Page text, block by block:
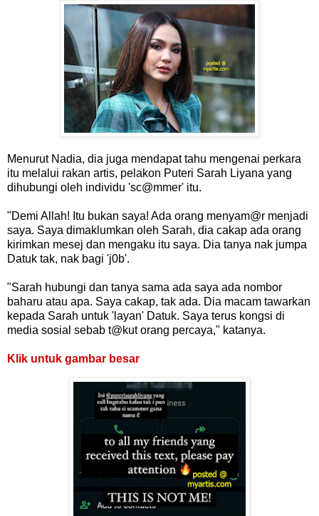
Menurut Nadia, dia juga mendapat tahu mengenai perkara
itu melalui rakan artis, pelakon Puteri Sarah Liyana yang
dihubungi oleh individu 'sc@mmer' itu.
"Demi Allah! Itu bukan saya! Ada orang menyam@r menjadi
saya. Saya dimaklumkan oleh Sarah, dia cakap ada orang
kirimkan mesej dan mengaku itu saya. Dia tanya nak jumpa
Datuk tak, nak bagi 'j0b'.
"Sarah hubungi dan tanya sama ada saya ada nombor
baharu atau apa. Saya cakap, tak ada. Dia macam tawarkan
kepada Sarah untuk 'layan' Datuk. Saya terus kongsi di
media sosial sebab t@kut orang percaya," katanya.
Klik untuk gambar besar